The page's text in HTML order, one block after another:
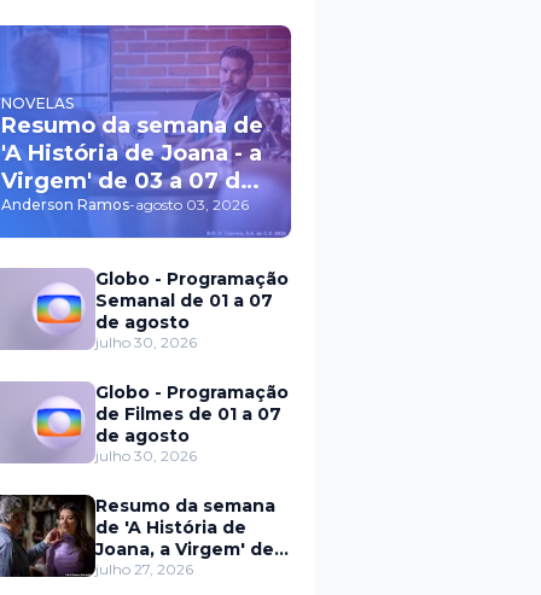
NOVELAS
Resumo da semana de
'A História de Joana - a
Virgem' de 03 a 07 de
agosto
Anderson Ramos-agosto 03, 2026
Globo - Programação
Semanal de 01 a 07
de agosto
julho 30, 2026
Globo - Programação
de Filmes de 01 a 07
de agosto
julho 30, 2026
Resumo da semana
de 'A História de
Joana, a Virgem' de
27 a 31 de julho
julho 27, 2026